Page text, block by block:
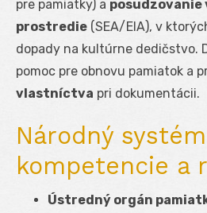
pre pamiatky) a posudzovanie
prostredie (SEA/EIA), v
dopady na kultúrne dedičstvo.
pomoc pre obnovu pamiatok a
vlastníctva pri dokumentácii.
Národný
kompetencie a
Ústredný orgán